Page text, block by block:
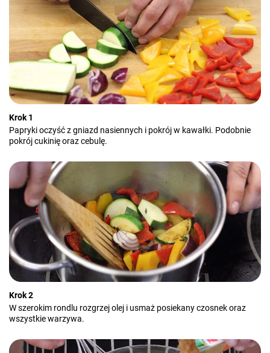
Krok 1
Papryki oczyść z gniazd nasiennych i pokrój w kawałki. Podobnie
pokrój cukinię oraz cebulę.
Krok 2
W szerokim rondlu rozgrzej olej i usmaż posiekany czosnek oraz
wszystkie warzywa.